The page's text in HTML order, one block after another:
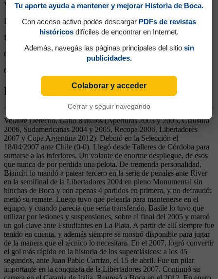
Victorias:1
Empates:0
Derrotas:
Goles de Boca:
Goles rivales:
Biografía de Pablo Martín Ledesma
Volante Derecho. Ganó 8 títulos (Aperturas 2003 y 2005, Clausura
2006, Sudamericanas 2004 y 2005, Recopa 2006, Libertadores
2007 y Copa Argentina 2012). Debutó en la Selección el
18/04/2007 ante Chile (0-0). Llegó desde Talleres de Córdoba para
sumarse a las inferiores. Un volante de enorme despliegue, de esos
que nunca da por perdida una pelota. De tremenda personalidad,
Bianchi lo mandó a patear tercero en la serie de penales ante River
en la semifinal de la Libertadores 2004 en pleno Monumental sin
hinchas de Boca y con apenas 4 partidos en primera, y no defraudó:
metió su remate. Luego tuvo que pelearla para mantenerse en el
equipo, y cuando parecía que sería transferido, Basile lo tuvo que
utilizar por lesiones y suspensiones, sobre el final del 2005 y marcó
un gol clave ante Estudiantes en La Plata. A partir de allí siempre fue
tenido en cuenta, y además siempre se mostró disponible para jugar
de la manera que el técnico lo necesitara. En el 2007, logró convertir
el gol más rápido en la historia de los superclásicos: a los 45
segundos, ante Juan Pablo Carrizo, el 15 de abril. Fue un pilar
importante en la conquista de la Libertadores 2007. Continuó su
Tu aporte ayuda a mantener y mejorar Historia de Boca.
Con acceso activo podés descargar PDFs de revistas
históricos difíciles de encontrar en Internet.
Además, navegás las páginas principales del sitio sin
publicidades.
Colaborar y acceder
Cerrar y seguir navegando